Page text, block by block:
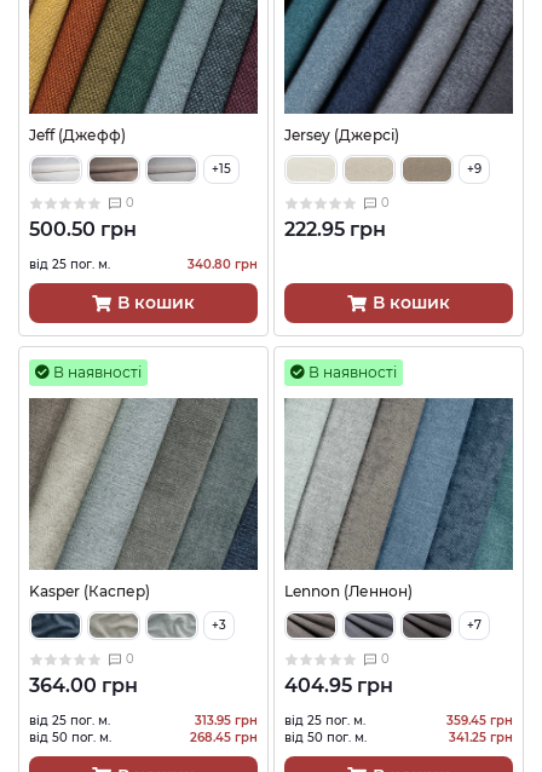
Jeff (Джефф)
+15
0
500.50 грн
від 25 пог. м. 340.80 грн
В кошик
Jersey (Джерсі)
+9
0
222.95 грн
В кошик
В наявності
Kasper (Каспер)
+3
0
364.00 грн
від 25 пог. м.
313.95 грн
від 50 пог. м.
268.45 грн
В наявності
Lennon (Леннон)
+7
0
404.95 грн
від 25 пог. м.
359.45 грн
від 50 пог. м.
341.25 грн